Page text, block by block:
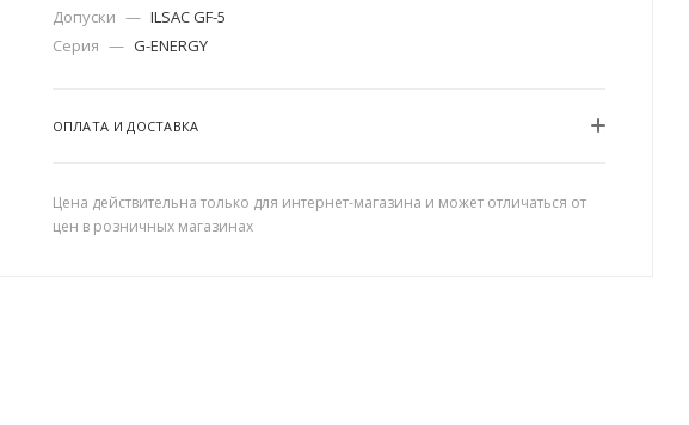
Допуски — ILSAC GF-5
Серия — G-ENERGY
ОПЛАТА И ДОСТАВКА
Цена действительна только для интернет-магазина и может отличаться от
цен в розничных магазинах